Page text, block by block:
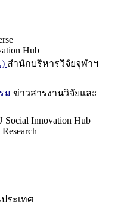
Hub
สำนักบริหารวิจัยจุฬาฯ
ม ข่าวสารงานวิจัยและ
Social Innovation Hub
ระเทศ